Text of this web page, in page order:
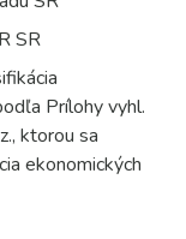
SR
Prílohy vyhl.
ktorou sa
ekonomických